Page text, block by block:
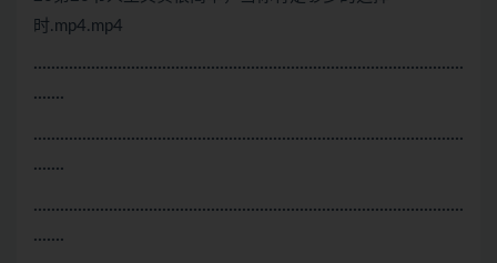
时.mp4.mp4
·································································································
·······
·································································································
·······
·································································································
·······